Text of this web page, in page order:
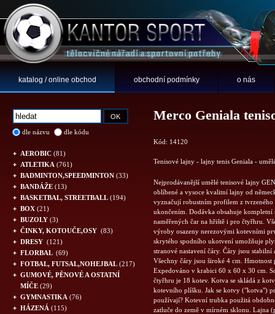
katalog / online obchod obchodní podmínky o nás
dle názvu dle kódu
AEROBIC (81)
ATLETIKA (761)
BADMINTON,SPEEDMINTON (33)
BANDÁŽE (13)
BASKETBAL, STREETBALL (194)
BOX (21)
BUZOLY (3)
ČINKY, KOTOUČE,OSY (83)
DRESY (121)
FLORBAL (69)
FOTBAL, FUTSAL,NOHEJBAL (217)
GUMOVÉ, PĚNOVÉ A OSTATNÍ
MÍČE (29)
GYMNASTIKA (76)
HÁZENÁ (115)
Merco Geniala
Kód: 14120
Tenisové lajny - lajny tenis Geniala -
Nejprodávanější umělé tenisové lajny
oblíbené a vysoce kvalitní lajny od
vyznačují robustním profilem z tvrzeného
ukončením. Dodávka obsahuje kompletní
naměřených čar na hřiště i pro čtyřhru.
výroby osazeny nerezovými kotevními
skrytého spodního ukotvení umožňuje
stranové nastavení čáry. Čáry jsou
Všechny čáry jsou široké 4 cm.
Expedováno v krabici 60 x 60 x 30 cm.
čtyřhru je 18 kotev. Kotva se skládá z
kotevního plíšku. Jak se kotvy ("kotva")
používají? Kotevní trubka použitá
zatluče do země v mírném sklonu. Lajna